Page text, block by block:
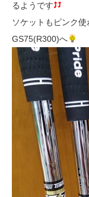
るようです
ソケットもピンク
GS75(R300)へ